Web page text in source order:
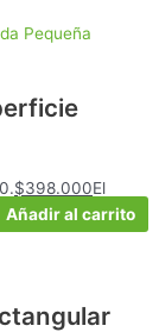
$398.000El
Añadir al carrito